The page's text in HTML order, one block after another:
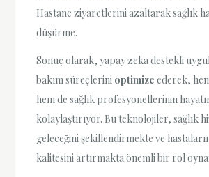
Hastane ziyaretlerini azaltarak sağlık
düşürme.
Sonuç olarak, yapay zeka destekli
bakım süreçlerini optimize ederek,
hem de sağlık profesyonellerinin
kolaylaştırıyor. Bu teknolojiler, sağlık
geleceğini şekillendirmekte ve
kalitesini artırmakta önemli bir rol